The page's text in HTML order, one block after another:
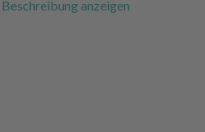
anzeigen